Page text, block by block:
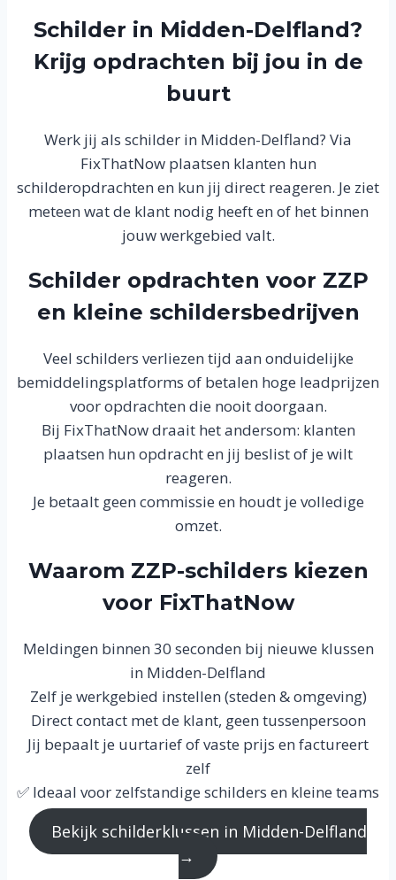
Schilder in Midden-Delfland?
Krijg opdrachten bij jou in de
buurt
Werk jij als schilder in Midden-Delfland? Via
FixThatNow plaatsen klanten hun
schilderopdrachten en kun jij direct reageren. Je ziet
meteen wat de klant nodig heeft en of het binnen
jouw werkgebied valt.
Schilder opdrachten voor ZZP
en kleine schildersbedrijven
Veel schilders verliezen tijd aan onduidelijke
bemiddelingsplatforms of betalen hoge leadprijzen
voor opdrachten die nooit doorgaan.
Bij FixThatNow draait het andersom: klanten
plaatsen hun opdracht en jij beslist of je wilt
reageren.
Je betaalt geen commissie en houdt je volledige
omzet.
Waarom ZZP-schilders kiezen
voor FixThatNow
Meldingen binnen 30 seconden bij nieuwe klussen
in Midden-Delfland
Zelf je werkgebied instellen (steden & omgeving)
Direct contact met de klant, geen tussenpersoon
Jij bepaalt je uurtarief of vaste prijs en factureert
zelf
✅ Ideaal voor zelfstandige schilders en kleine teams
Bekijk schilderklussen in Midden-Delfland
→